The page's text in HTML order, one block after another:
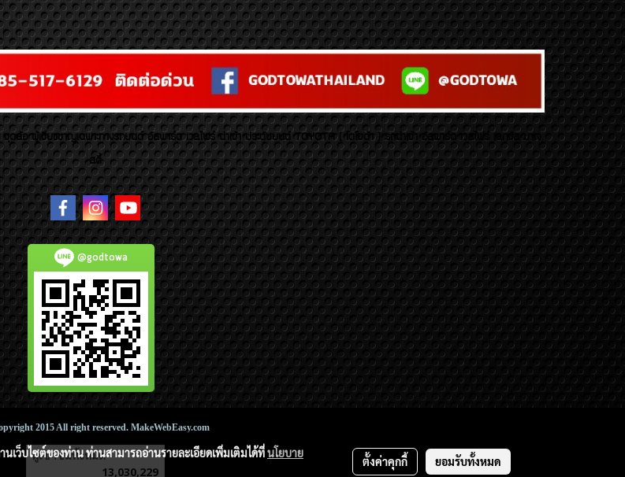
อ ผู้เชี่ยวชาญเฉพาะทางรถยนต์ อัลพาร์ด เวลไฟร์ นำเข้า ประดับยนต์ TOYOTA ( โตโยต้า ) รถนำเข้า อัลพาร์ด เวลไฟร์ เลกซัส มาเจ
สตี้
@godtowa
2015 All right reserved. MakeWebEasy.com
ผู้เข้าชมวันนี้ 6,114
เว็บไซต์ของท่าน ท่านสามารถอ่านรายละเอียดเพิ่มเติมได้ที่นโยบาย
ตั้งค่าคุกกี้ ยอมรับทั้งหมด